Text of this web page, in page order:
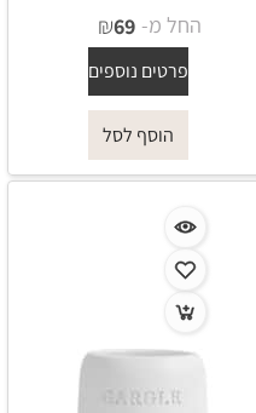
החל מ- ₪69
פרטים נוספים
הוסף לסל